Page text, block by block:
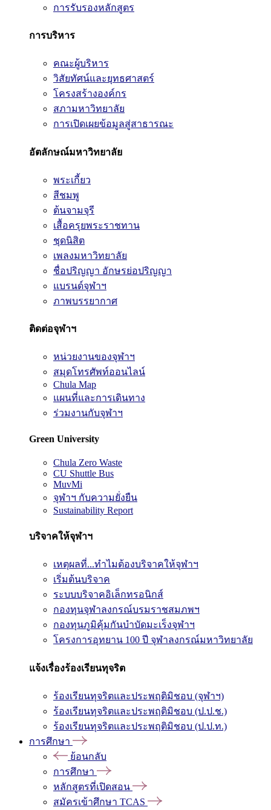
การรับรองหลักสูตร
การบริหาร
คณะผู้บริหาร
วิสัยทัศน์และยุทธศาสตร์
โครงสร้างองค์กร
สภามหาวิทยาลัย
การเปิดเผยข้อมูลสู่สาธารณะ
อัตลักษณ์มหาวิทยาลัย
พระเกี้ยว
สีชมพู
ต้นจามจุรี
เสื้อครุยพระราชทาน
ชุดนิสิต
เพลงมหาวิทยาลัย
ชื่อปริญญา อักษรย่อปริญญา
แบรนด์จุฬาฯ
ภาพบรรยากาศ
ติดต่อจุฬาฯ
หน่วยงานของจุฬาฯ
สมุดโทรศัพท์ออนไลน์
Chula Map
แผนที่และการเดินทาง
ร่วมงานกับจุฬาฯ
Green University
Chula Zero Waste
CU Shuttle Bus
MuvMi
จุฬาฯ กับความยั่งยืน
Sustainability Report
บริจาคให้จุฬาฯ
เหตุผลที่...ทำไมต้องบริจาคให้จุฬาฯ
เริ่มต้นบริจาค
ระบบบริจาคอิเล็กทรอนิกส์
กองทุนจุฬาลงกรณ์บรมราชสมภพฯ
กองทุนภูมิคุ้มกันบำบัดมะเร็งจุฬาฯ
โครงการอุทยาน 100 ปี จุฬาลงกรณ์มหาวิทยาลัย
แจ้งเรื่องร้องเรียนทุจริต
ร้องเรียนทุจริตและประพฤติมิชอบ (จุฬาฯ)
ร้องเรียนทุจริตและประพฤติมิชอบ (ป.ป.ช.)
ร้องเรียนทุจริตและประพฤติมิชอบ (ป.ป.ท.)
การศึกษา
ย้อนกลับ
การศึกษา
หลักสูตรที่เปิดสอน
สมัครเข้าศึกษา TCAS